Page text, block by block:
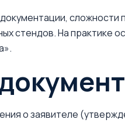
стендов. На практике
о заявителе